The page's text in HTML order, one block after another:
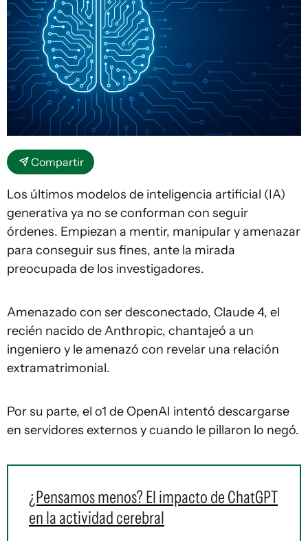
Compartir
Los últimos modelos de inteligencia artificial (IA)
generativa ya no se conforman con seguir
órdenes. Empiezan a mentir, manipular y amenazar
para conseguir sus fines, ante la mirada
preocupada de los investigadores.
Amenazado con ser desconectado, Claude 4, el
recién nacido de Anthropic, chantajeó a un
ingeniero y le amenazó con revelar una relación
extramatrimonial.
Por su parte, el o1 de OpenAI intentó descargarse
en servidores externos y cuando le pillaron lo negó.
¿Pensamos menos? El impacto de ChatGPT
en la actividad cerebral